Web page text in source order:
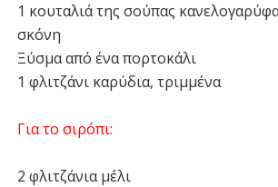
1 κουταλιά της σούπας
σκόνη
Ξύσμα από ένα πορτοκάλι
1 φλιτζάνι καρύδια, τριμμένα
Για το σιρόπι:
2 φλιτζάνια μέλι